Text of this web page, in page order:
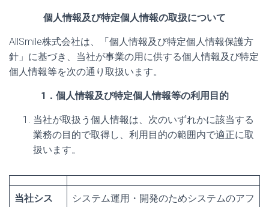
個人情報及び特定個人情報の取扱について
AllSmile株式会社は、「個人情報及び特定個人情報保護方
針」に基づき、当社が事業の用に供する個人情報及び特定
個人情報等を次の通り取扱います。
1．個人情報及び特定個人情報等の利用目的
当社が取扱う個人情報は、次のいずれかに該当する
業務の目的で取得し、利用目的の範囲内で適正に取
扱います。
当社シス
システム運用・開発のためシステムのアフ